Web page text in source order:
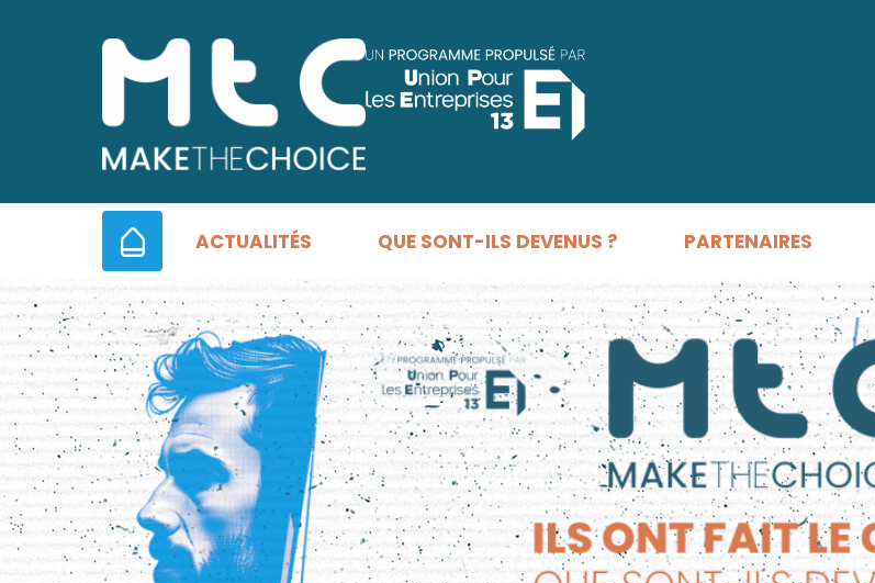
ACCUEILACTUALITÉS QUE SONT-ILS DEVENUS ? PARTENAIRES